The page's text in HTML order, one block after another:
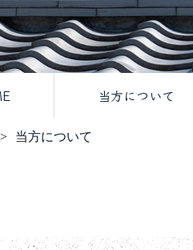
当方について
当方について